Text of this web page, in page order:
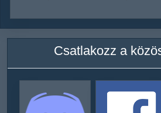
Csatlakozz a